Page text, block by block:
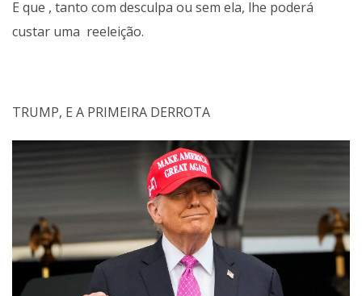
E que , tanto com desculpa ou sem ela, lhe poderá
custar uma reeleição.
TRUMP, E A PRIMEIRA DERROTA